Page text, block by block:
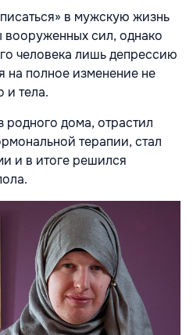
в мужскую жизнь
вооруженных сил, однако
человека лишь депрессию
на полное изменение не
и тела.
дома, отрастил
терапии, стал
и в итоге решился